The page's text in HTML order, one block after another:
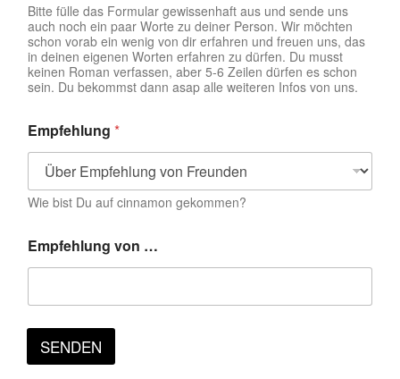
Bitte fülle das Formular gewissenhaft aus und sende uns
auch noch ein paar Worte zu deiner Person. Wir möchten
schon vorab ein wenig von dir erfahren und freuen uns, das
in deinen eigenen Worten erfahren zu dürfen. Du musst
keinen Roman verfassen, aber 5-6 Zeilen dürfen es schon
sein. Du bekommst dann asap alle weiteren Infos von uns.
Empfehlung *
Wie bist Du auf cinnamon gekommen?
m
p
e
l
n
Empfehlung von …
SENDEN